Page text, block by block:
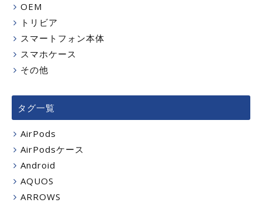
OEM
トリビア
スマートフォン本体
スマホケース
その他
タグ一覧
AirPods
AirPodsケース
Android
AQUOS
ARROWS